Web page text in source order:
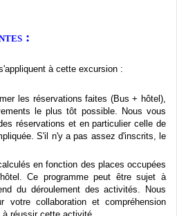
:
à cette excursion :
les réservations faites (Bus +hôtel),
le plustôt possible. Nous vous
réservations et enparticulier celle de
.S'il n'ya pas assez d'inscrits , le
enfonction des placesoccupées
.Ce programme peut être sujet à
du déroulementdesactivités
Nous
votrecollaboration etcompréhension